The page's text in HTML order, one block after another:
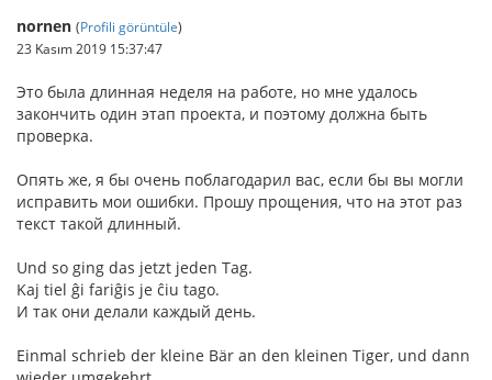
nornen (Profili görüntüle)
23 Kasım 2019 15:37:47
Это была длинная неделя на работе, но мне удалось
закончить один этап проекта, и поэтому должна быть
проверка.
Опять же, я бы очень поблагодарил вас, если бы вы могли
исправить мои ошибки. Прошу прощения, что на этот раз
текст такой длинный.
Und so ging das jetzt jeden Tag.
Kaj tiel ĝi fariĝis je ĉiu tago.
И так они делали каждый день.
Einmal schrieb der kleine Bär an den kleinen Tiger, und dann